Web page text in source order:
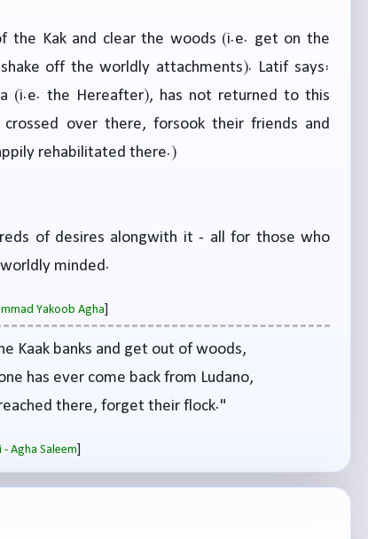
the Kak and clear the woods (i.e. get on the
off the worldly attachments). Latif says:
(i.e. the Hereafter), has not returned to this
over there, forsook their friends and
rehabilitated there.)
of desires alongwith it - all for those who
minded.
Yakoob Agha
Kaak banks and get out of woods,
has ever come back from Ludano,
there, forget their flock."
Agha Saleem